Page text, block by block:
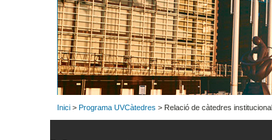
Inici > Programa UVCàtedres > Relació de càtedres